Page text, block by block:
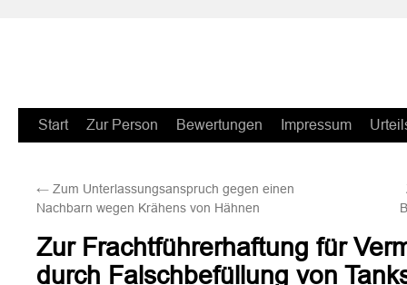
Zum
springen
Start Zur Person Bewertungen Impressum
← Zum Unterlassungsanspruch gegen einen
Nachbarn wegen Krähens von Hähnen
Zur Frachtführerhaftung für
durch Falschbefüllung von